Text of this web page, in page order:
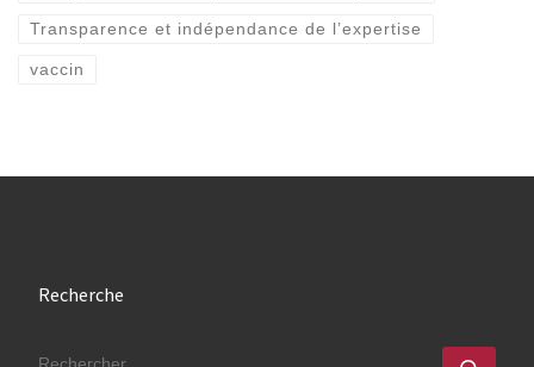
Transparence et indépendance de l’expertise
vaccin
Recherche
RECHERCHER